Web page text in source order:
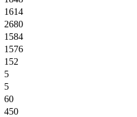
1614
2680
1584
1576
152
5
5
60
450